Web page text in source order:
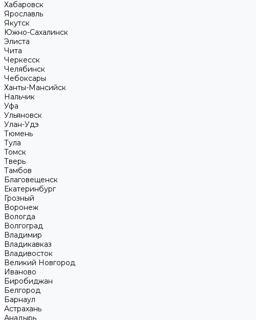
Хабаровск
Ярославль
Якутск
Южно-Сахалинск
Элиста
Чита
Черкесск
Челябинск
Чебоксары
Ханты-Мансийск
Нальчик
Уфа
Ульяновск
Улан-Удэ
Тюмень
Тула
Томск
Тверь
Тамбов
Благовещенск
Екатеринбург
Грозный
Воронеж
Вологда
Волгоград
Владимир
Владикавказ
Владивосток
Великий Новгород
Иваново
Биробиджан
Белгород
Барнаул
Астрахань
Анадырь